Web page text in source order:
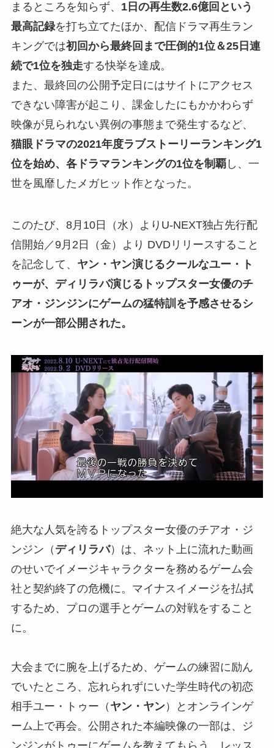
まるところを知らず、 1日の再生数2.6億回という
最高記録を打ち立てたほか、配信ドラマ再生ラン
キングでは初回から最終回まで圧倒的1位＆25日連
続で1位を独走する快挙を達成。
また、最終回の公開予定日にはサイトにアクセス
できない障害が起こり、課金したにもかかわらず
映像が見られない異例の事態まで発生するなど、
猫眼ドラマの2021年度ラブストーリーランキング1
位を始め、各ドラマランキングの1位を制覇し、一
世を風靡したメガヒット作となった。
このたび、8月10日（水）よりU-NEXT独占先行配
信開始／9月2日（金）より DVDリリースすること
を記念して、 ヤン・ヤン演じるクールなユー・ト
ゥーが、ディリラバ演じるトップスター女優のチ
アオ・ジンジンにゲームの猛特訓を予感させるシ
ーンが一部公開された。
絶大な人気を誇るトップスター女優のチアオ・ジ
ンジン（ ディリラバ）は、ネット上に流れた動画
のせいでイメージキャラクターを務めるゲーム会
社と契約終了の危機に。マイナスイメージを払拭
するため、プロの選手とゲームの対戦をすること
に。
大会までに腕を上げるため、ゲームの練習に励ん
でいたところ、忘れられずにいた学生時代の初恋
相手ユー・トゥー（ ヤン・ヤン）とオンラインゲ
ーム上で再会。公開された本編映像の一部は、ジ
ンジンがトゥーにゲームを教えてもらう、レッス